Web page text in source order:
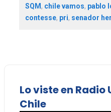
SQM, chile vamos, pablo
contesse, pri, senador
Lo viste en
Chile